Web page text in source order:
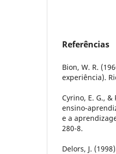
Referências
Bion, W. R.
experiência).
Cyrino, E. G.,
ensino-
e a
280-8.
Delors, J.